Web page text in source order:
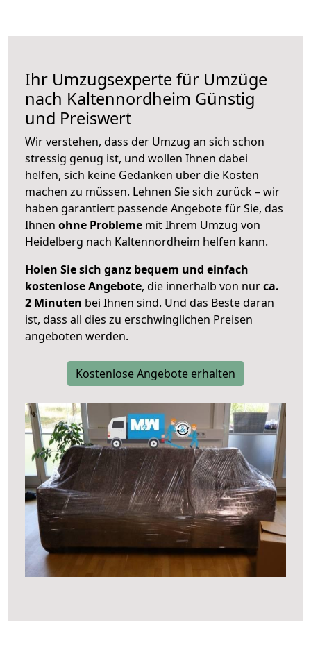
Ihr Umzugsexperte für Umzüge
nach Kaltennordheim Günstig
und Preiswert
Wir verstehen, dass der Umzug an sich schon
stressig genug ist, und wollen Ihnen dabei
helfen, sich keine Gedanken über die Kosten
machen zu müssen. Lehnen Sie sich zurück – wir
haben garantiert passende Angebote für Sie, das
Ihnen ohne Probleme mit Ihrem Umzug von
Heidelberg nach Kaltennordheim helfen kann.
Holen Sie sich ganz bequem und einfach
kostenlose Angebote, die innerhalb von nurca.
2 Minuten bei Ihnen sind. Und das Beste daran
ist, dass all dies zu erschwinglichen Preisen
angeboten werden.
Kostenlose Angebote erhalten